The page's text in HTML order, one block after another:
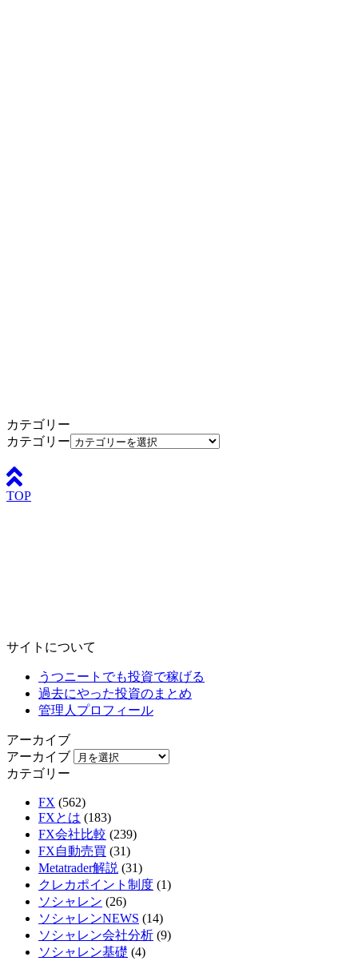
カテゴリー
カテゴリー
TOP
サイトについて
うつニートでも投資で稼げる
過去にやった投資のまとめ
管理人プロフィール
アーカイブ
アーカイブ
カテゴリー
FX (562)
FXとは (183)
FX会社比較 (239)
FX自動売買 (31)
Metatrader解説 (31)
クレカポイント制度 (1)
ソシャレン (26)
ソシャレンNEWS (14)
ソシャレン会社分析 (9)
ソシャレン基礎 (4)